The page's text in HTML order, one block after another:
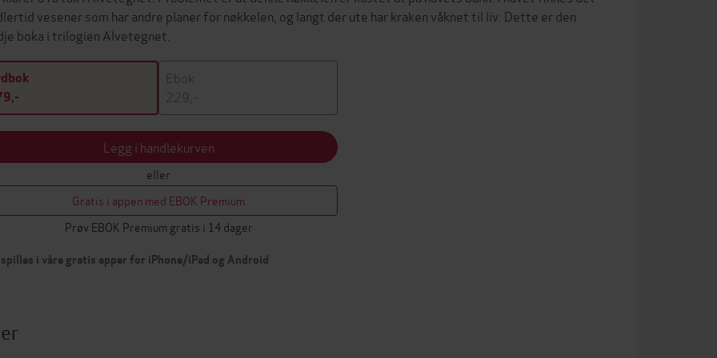
vesener som har andre planer for nøkkelen, og langt der ute har kraken våknet til liv. Dette er den
boka i trilogien Alvetegnet.
Ebok
229,-
Legg i handlekurven
eller
Gratis i appen med EBOK Premium
Prøv EBOK Premium gratis i 14 dager
i våre gratis apper for iPhone/iPad og Android